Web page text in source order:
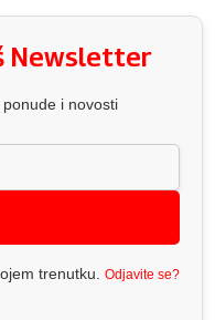
Newsletter
i novosti
trenutku. Odjavite se?